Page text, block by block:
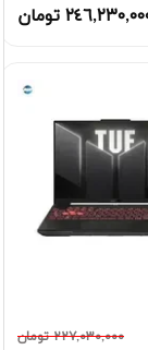
تومان
٢٢٧,٠٣٠,٠٠٠ تومان